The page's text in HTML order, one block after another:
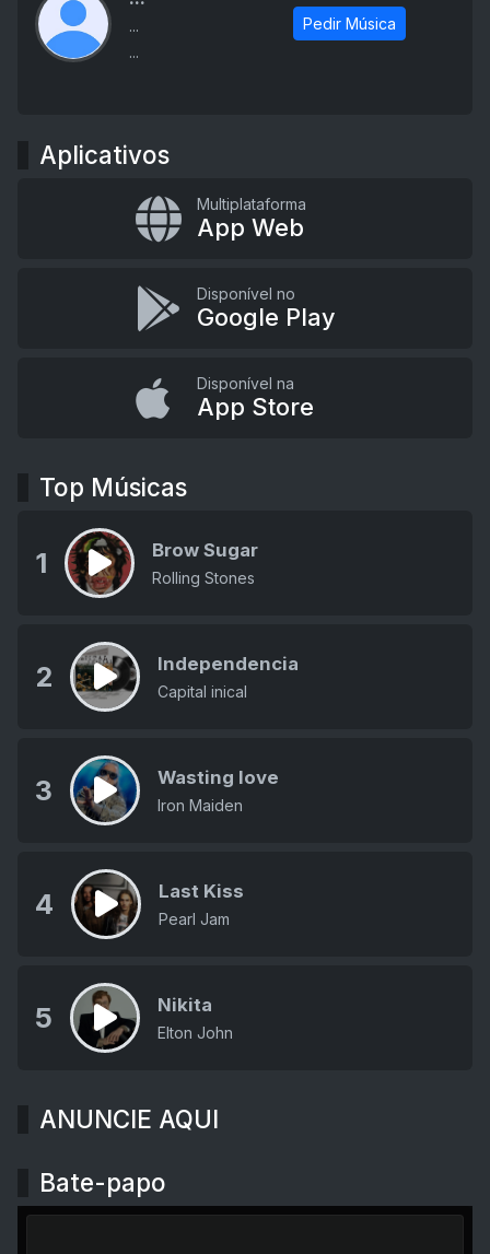
...
...
Pedir Música
Aplicativos
Multiplataforma
App Web
Disponível no
Google Play
Disponível na
App Store
Top Músicas
1 Brow Sugar
Rolling Stones
2 Independencia
Capital inical
3 Wasting love
Iron Maiden
4 Last Kiss
Pearl Jam
5 Nikita
Elton John
ANUNCIE AQUI
Bate-papo